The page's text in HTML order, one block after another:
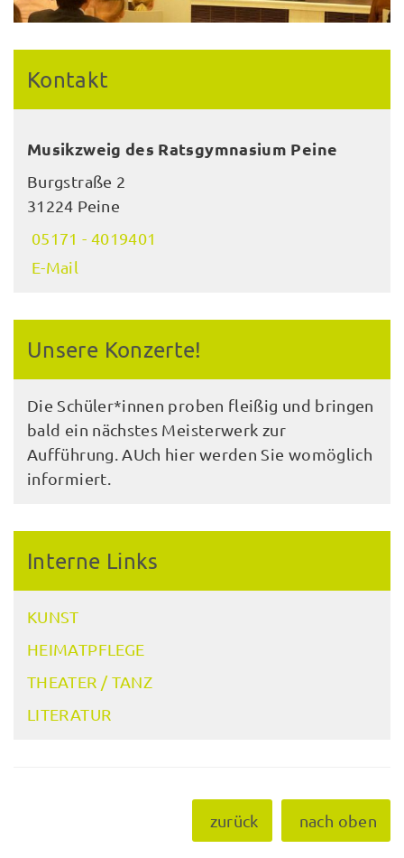
Kontakt
Musikzweig des Ratsgymnasium Peine
Burgstraße 2
31224 Peine
05171 - 4019401
E-Mail
Unsere Konzerte!
Die Schüler*innen proben fleißig und bringen
bald ein nächstes Meisterwerk zur
Aufführung. AUch hier werden Sie womöglich
informiert.
Interne Links
KUNST
HEIMATPFLEGE
THEATER / TANZ
LITERATUR
zurück nach oben